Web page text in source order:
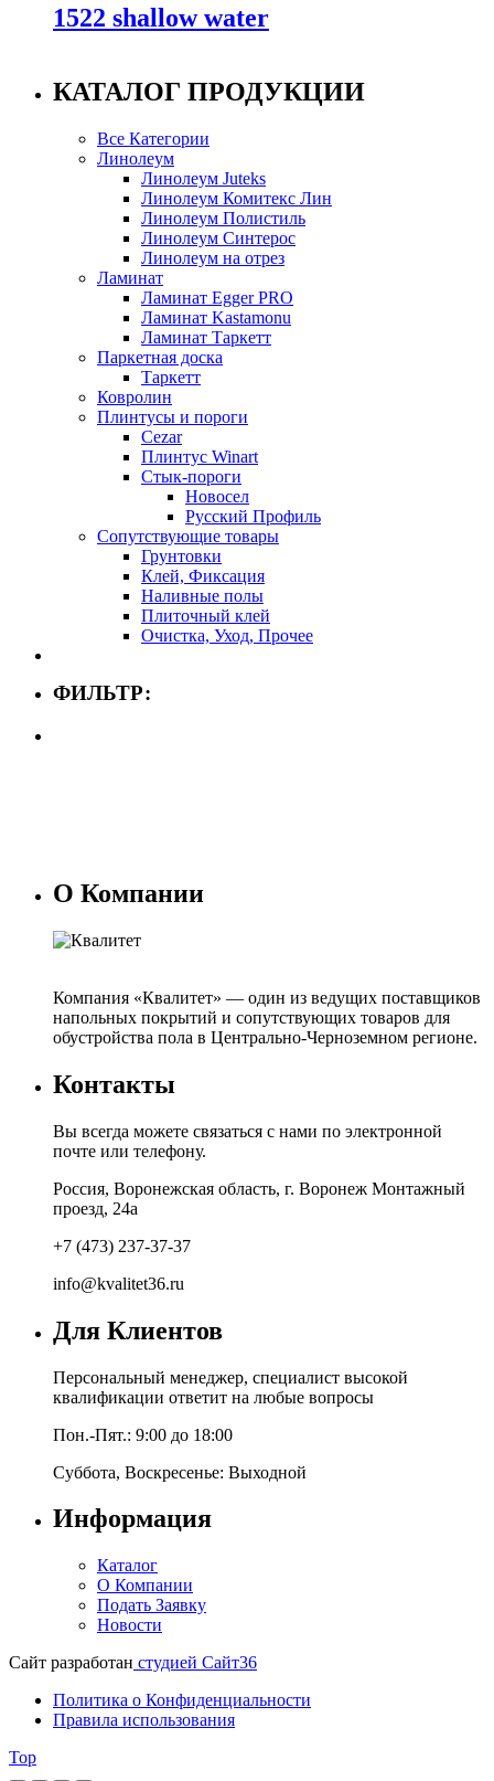
1522 shallow water
КАТАЛОГ ПРОДУКЦИИ
Все Категории
Линолеум
Линолеум Juteks
Линолеум Комитекс Лин
Линолеум Полистиль
Линолеум Синтерос
Линолеум на отрез
Ламинат
Ламинат Egger PRO
Ламинат Kastamonu
Ламинат Таркетт
Паркетная доска
Таркетт
Ковролин
Плинтусы и пороги
Cezar
Плинтус Winart
Стык-пороги
Новосел
Русский Профиль
Сопутствующие товары
Грунтовки
Клей, Фиксация
Наливные полы
Плиточный клей
Очистка, Уход, Прочее
ФИЛЬТР:
О Компании
Компания «Квалитет» — один из ведущих поставщиков
напольных покрытий и сопутствующих товаров для
обустройства пола в Центрально-Черноземном регионе.
Контакты
Вы всегда можете связаться с нами по электронной
почте или телефону.
Россия, Воронежская область, г. Воронеж Монтажный
проезд, 24а
+7 (473) 237-37-37
info@kvalitet36.ru
Для Клиентов
Персональный менеджер, специалист высокой
квалификации ответит на любые вопросы
Пон.-Пят.: 9:00 до 18:00
Суббота, Воскресенье: Выходной
Информация
Каталог
О Компании
Подать Заявку
Новости
Сайт разработан студией Сайт36
Политика о Конфиденциальности
Правила использования
Top